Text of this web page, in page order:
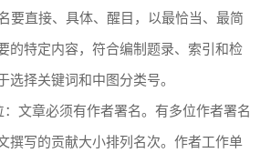
要直接、具体、醒目，以最恰当、最简
的特定内容，符合编制题录、索引和检
选择关键词和中图分类号。
文章必须有作者署名。有多位作者署名
撰写的贡献大小排列名次。作者工作单